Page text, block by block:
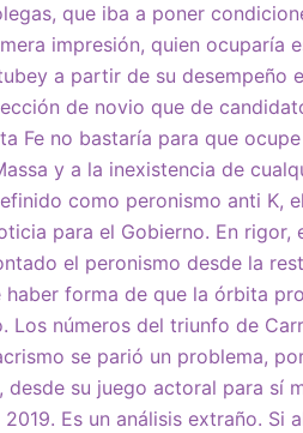
que iba a poner
impresión, quien ocuparía
a partir de su desempeño
de novio que de
Fe no bastaría para que
y a la inexistencia de
como peronismo anti K,
para el Gobierno. En rigor,
el peronismo desde la
forma de que la órbita
números del triunfo de
se parió un problema,
su juego actoral para sí
Es un análisis extraño. Si